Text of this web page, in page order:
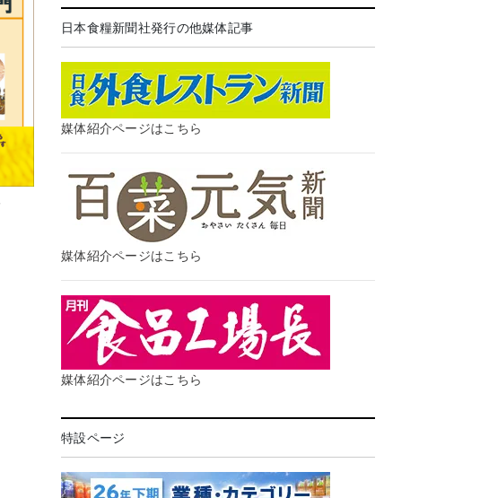
日本食糧新聞社発行の他媒体記事
媒体紹介ページはこちら
媒体紹介ページはこちら
媒体紹介ページはこちら
特設ページ